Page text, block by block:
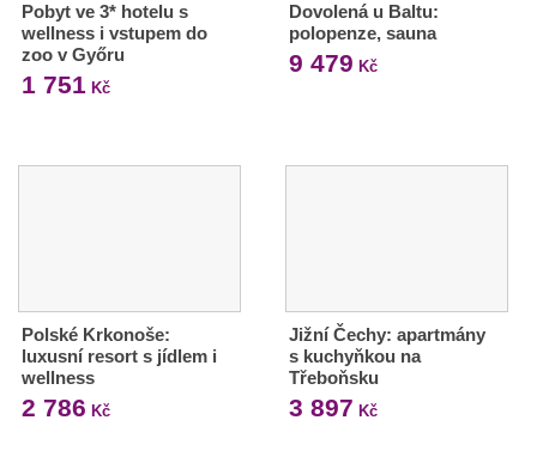
Pobyt ve 3* hotelu s
wellness i vstupem do
zoo v Győru
1 751 Kč
Dovolená u Baltu:
polopenze, sauna
9 479 Kč
Polské Krkonoše:
luxusní resort s jídlem i
wellness
2 786 Kč
Jižní Čechy: apartmány
s kuchyňkou na
Třeboňsku
3 897 Kč